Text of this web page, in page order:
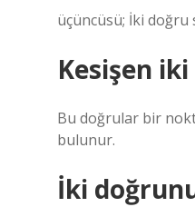
üçüncüsü; İki doğru
Kesişen
Bu doğrular bir
bulunur.
İki